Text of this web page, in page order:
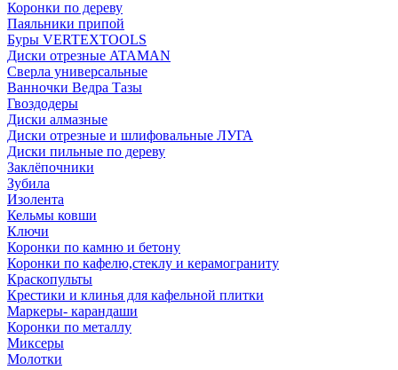
Коронки по дереву
Паяльники припой
Буры VERTEXTOOLS
Диски отрезные ATAMAN
Сверла универсальные
Ванночки Ведра Тазы
Гвоздодеры
Диски алмазные
Диски отрезные и шлифовальные ЛУГА
Диски пильные по дереву
Заклёпочники
Зубила
Изолента
Кельмы ковши
Ключи
Коронки по камню и бетону
Коронки по кафелю,стеклу и керамограниту
Краскопульты
Крестики и клинья для кафельной плитки
Маркеры- карандаши
Коронки по металлу
Миксеры
Молотки